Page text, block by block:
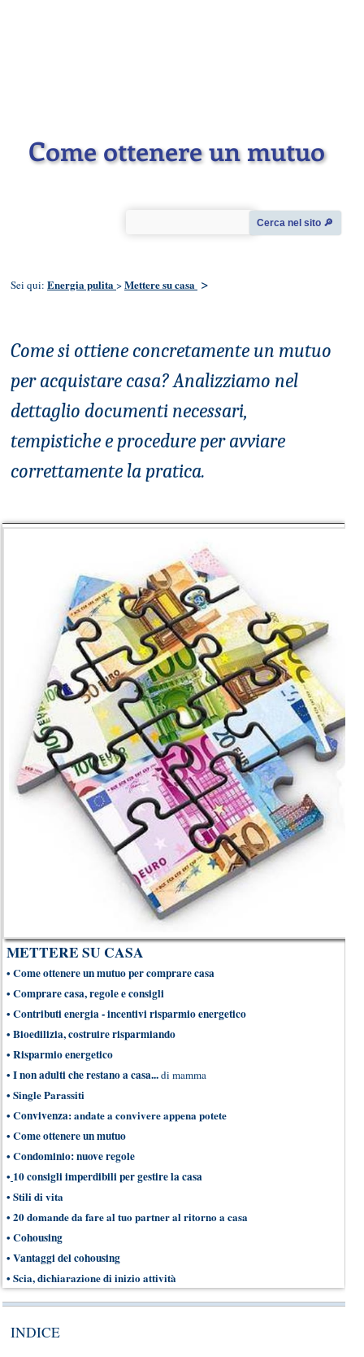
Come ottenere un mutuo
Cerca nel sito 🔎︎
Sei qui: Energia pulita >Mettere su casa >
Come si ottiene concretamente un mutuo
per acquistare casa? Analizziamo nel
dettaglio documenti necessari,
tempistiche e procedure per avviare
correttamente la pratica.
METTERE SU CASA
• Come ottenere un mutuo per comprare casa
• Comprare casa, regole e consigli
• Contributi energia - incentivi risparmio energetico
• Bioedilizia, costruire risparmiando
• Risparmio energetico
• I non adulti che restano a casa...di mamma
• Single Parassiti
• Convivenza: andate a convivere appena potete
• Come ottenere un mutuo
• Condominio: nuove regole
• 10 consigli imperdibili per gestire la casa
• Stili di vita
• 20 domande da fare al tuo partner al ritorno a casa
• Cohousing
• Vantaggi del cohousing
• Scia, dichiarazione di inizio attività
INDICE